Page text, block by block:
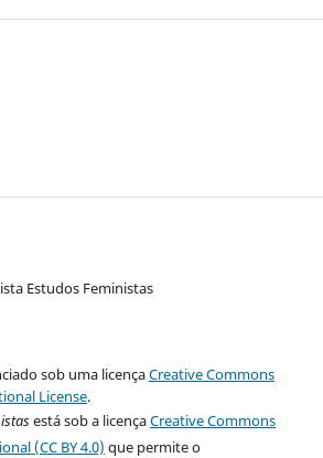
Estudos Feministas
sob uma licençaCreative Commons
License.
está sob a licençaCreative Commons
(CC BY 4.0) que permite o